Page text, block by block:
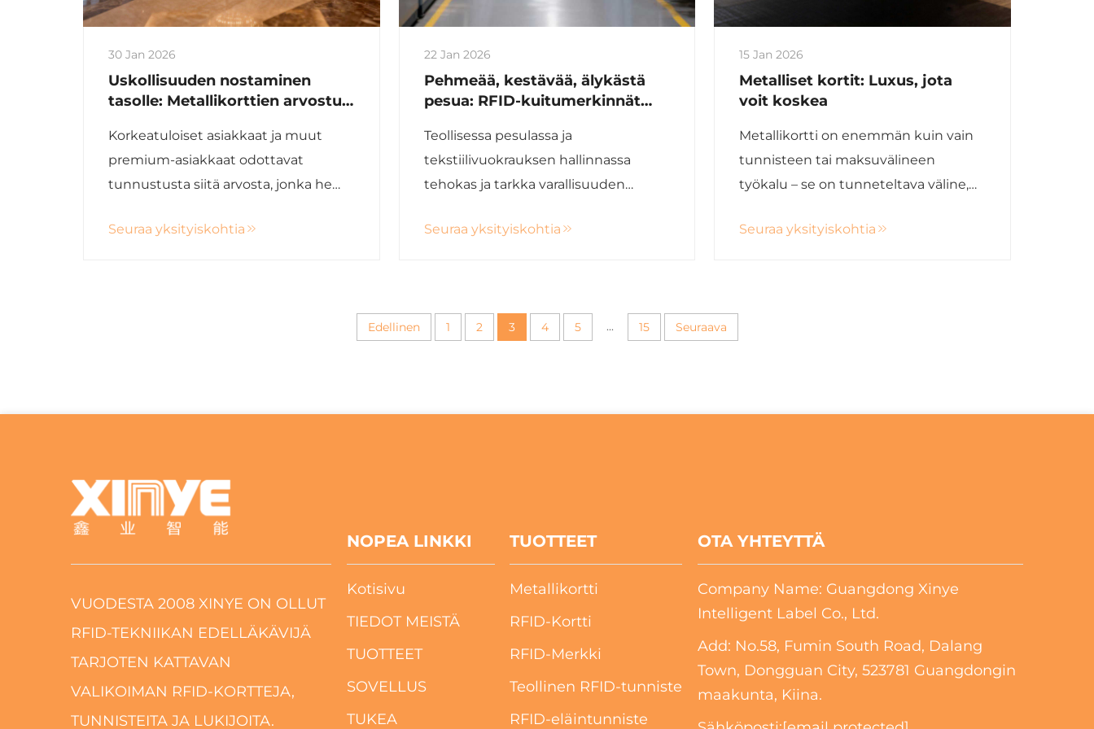
30 Jan 2026
Uskollisuuden nostaminen
tasolle: Metallikorttien arvostus
Korkeatuloiset asiakkaat ja muut
premium-asiakkaat odottavat
tunnustusta siitä arvosta, jonka he
merkkiänne kanssa. Antamalla
Seuraa yksityiskohtia
22 Jan 2026
Pehmeää, kestävää, älykästä
pesua: RFID-kuitumerkinnät
teollisuuden pesulassa
Teollisessa pesulassa ja
tekstiilivuokrauksen hallinnassa
tehokas ja tarkka varallisuuden
haasteellista. Olipa kyse hotellien
tuotteet käyvät läpi kovia prosesseja...
Seuraa yksityiskohtia
15 Jan 2026
Metalliset kortit: Luxus, jota
voit koskea
Metallikortti on enemmän kuin vain
tunnisteen tai maksuvälineen
työkalu – se on tunneteltava väline,
asiakassidoksen. Kortti, jolla on
Seuraa yksityiskohtia
Edellinen 1 2 3 4 5 ... 15 Seuraava
VUODESTA 2008 XINYE ON OLLUT
RFID-TEKNIIKAN EDELLÄKÄVIJÄ
TARJOTEN KATTAVAN
VALIKOIMAN RFID-KORTTEJA,
TUNNISTEITA JA LUKIJOITA.
NOPEA LINKKI
Kotisivu
TIEDOT MEISTÄ
TUOTTEET
SOVELLUS
TUKEA
TUOTTEET
Metallikortti
RFID-Kortti
RFID-Merkki
Teollinen RFID-tunniste
RFID-eläintunniste
OTA YHTEYTTÄ
Company Name: Guangdong Xinye
Intelligent Label Co., Ltd.
Add: No.58, Fumin South Road, Dalang
Town, Dongguan City, 523781 Guangdongin
maakunta, Kiina.